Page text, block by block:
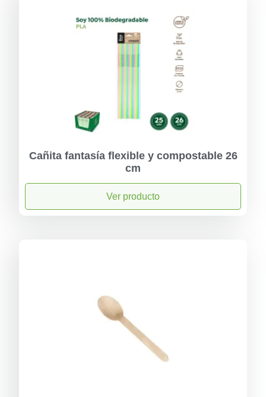
Cañita fantasía flexible y compostable 26
cm
Ver producto